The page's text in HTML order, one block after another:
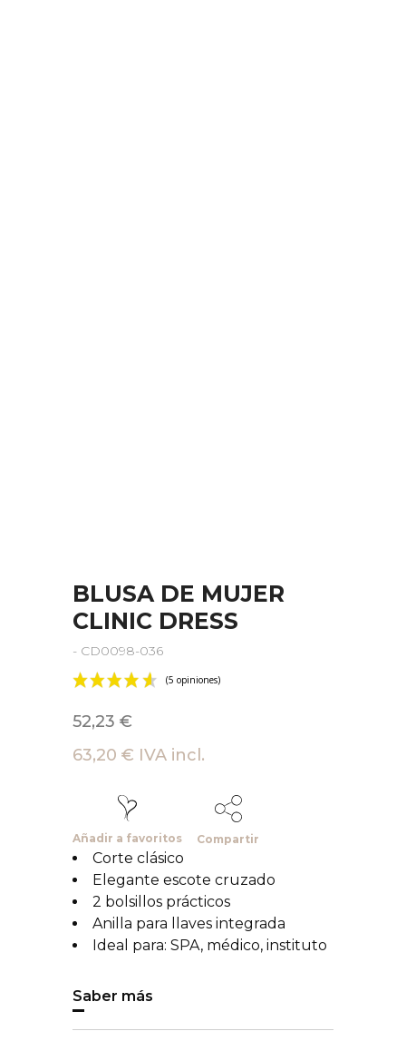
BLUSA DE MUJER
CLINIC DRESS
- CD0098-036
52,23 €
63,20 € IVA incl.
Añadir a favoritos Compartir
Corte clásico
Elegante escote cruzado
2 bolsillos prácticos
Anilla para llaves integrada
Ideal para: SPA, médico, instituto
Saber más